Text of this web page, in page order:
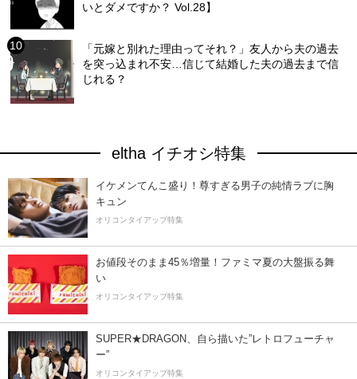
いとダメですか？ Vol.28】
「元嫁と別れた理由ってそれ？」友人から夫の過去
を突っ込まれ不安…信じて結婚した夫の過去まで信
じれる？
eltha イチオシ特集
イケメンてんこ盛り！尊すぎる男子の純情ラブに胸
キュン
オリコンタイアップ特集
お値段そのまま45％増量！ファミマ夏の大盤振る舞
い
オリコンタイアップ特集
SUPER★DRAGON、自ら描いた”レトロフューチャ
ー”
オリコンタイアップ特集